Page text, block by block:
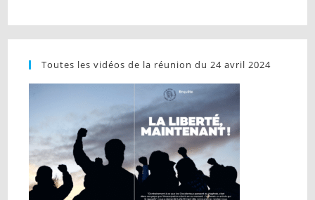
Toutes les vidéos de la réunion du 24 avril 2024